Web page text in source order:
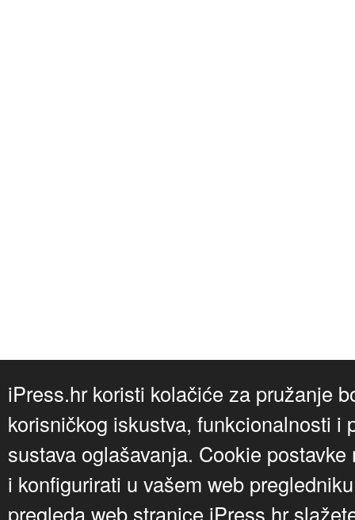
iPress.hr koristi kolačiće za pružanje
korisničkog iskustva, funkcionalnosti i
sustava oglašavanja. Cookie
i konfigurirati u vašem web
pregleda web stranice iPress.hr